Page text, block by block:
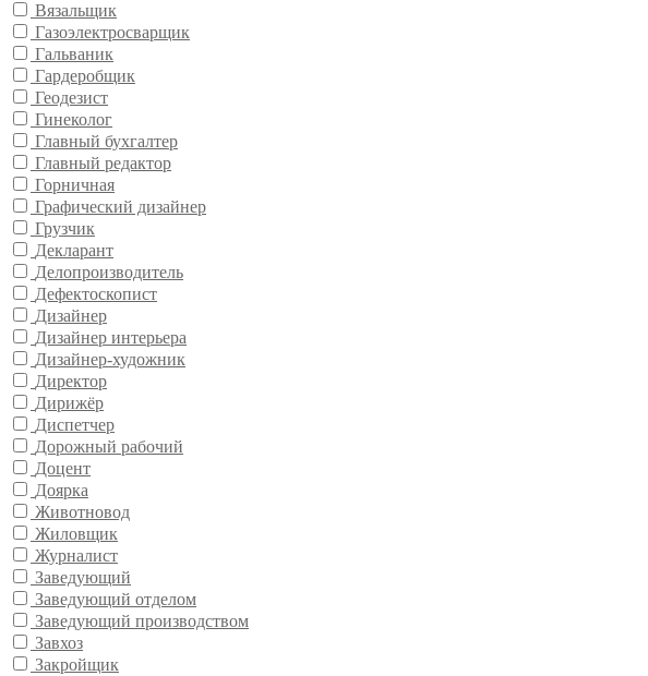
Вязальщик
Газоэлектросварщик
Гальваник
Гардеробщик
Геодезист
Гинеколог
Главный бухгалтер
Главный редактор
Горничная
Графический дизайнер
Грузчик
Декларант
Делопроизводитель
Дефектоскопист
Дизайнер
Дизайнер интерьера
Дизайнер-художник
Директор
Дирижёр
Диспетчер
Дорожный рабочий
Доцент
Доярка
Животновод
Жиловщик
Журналист
Заведующий
Заведующий отделом
Заведующий производством
Завхоз
Закройщик